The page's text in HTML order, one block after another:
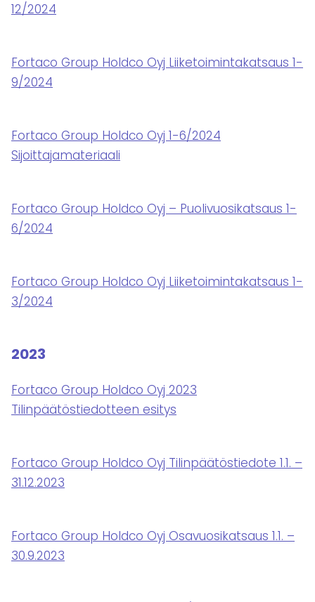
12/2024
Fortaco Group Holdco Oyj Liiketoimintakatsaus 1-
9/2024
Fortaco Group Holdco Oyj 1-6/2024
Sijoittajamateriaali
Fortaco Group Holdco Oyj – Puolivuosikatsaus 1-
6/2024
Fortaco Group Holdco Oyj Liiketoimintakatsaus 1-
3/2024
2023
Fortaco Group Holdco Oyj 2023
Tilinpäätöstiedotteen esitys
Fortaco Group Holdco Oyj Tilinpäätöstiedote 1.1. –
31.12.2023
Fortaco Group Holdco Oyj Osavuosikatsaus 1.1. –
30.9.2023